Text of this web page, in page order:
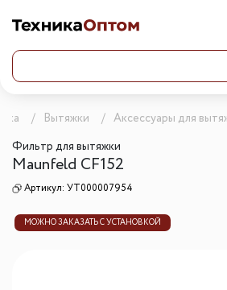
Вытяжки Аксессуары для
Фильтр для вытяжки
Maunfeld CF152
Артикул: УТ000007954
МОЖНО ЗАКАЗАТЬ С УСТАНОВКОЙ